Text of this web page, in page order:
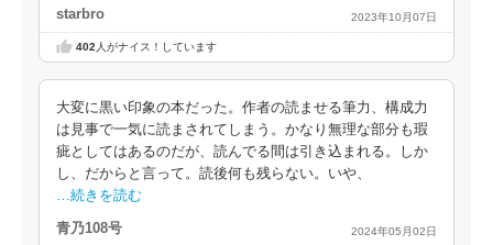
starbro 2023年10月07日
402 人がナイス！しています
大変に黒い印象の本だった。作者の読ませる筆力、構成力
は見事で一気に読まされてしまう。かなり無理な部分も瑕
疵としてはあるのだが、読んでる間は引き込まれる。しか
し、だからと言って。読後何も残らない。いや、
…続きを読む
青乃108号 2024年05月02日